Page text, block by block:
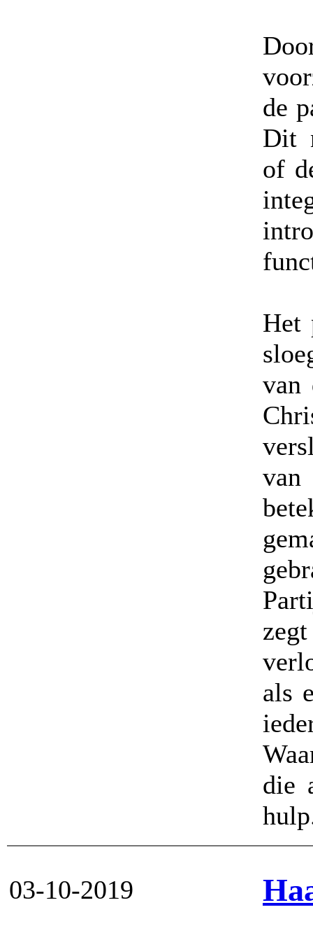
de
Dit
of
Het
van
als
die
03-10-2019